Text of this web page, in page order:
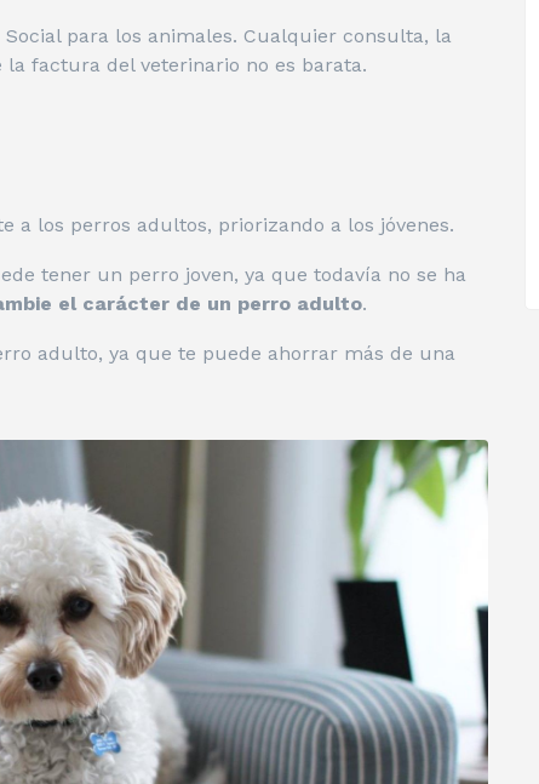
para los animales. Cualquier consulta, la
factura del veterinario no es barata.
los perros adultos, priorizando a los jóvenes.
tener un perro joven, ya que todavía no se ha
el carácter de un perro adulto.
adulto, ya que te puede ahorrar más de una